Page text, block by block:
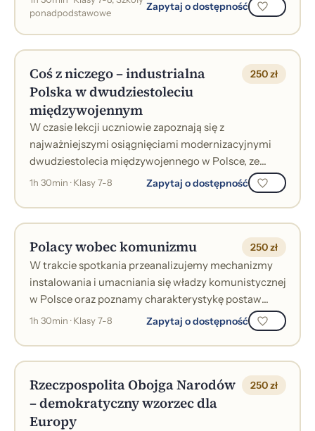
ponadpodstawowe
Zapytaj o dostępność
Coś z niczego – industrialna
Polska w dwudziestoleciu
międzywojennym
250 zł
W czasie lekcji uczniowie zapoznają się z
najważniejszymi osiągnięciami modernizacyjnymi
dwudziestolecia międzywojennego w Polsce, ze
szczególnym uwzględnieniem Gdyni oraz Centraln...
1h 30min · Klasy 7-8 Zapytaj o dostępność
Polacy wobec komunizmu 250 zł
W trakcie spotkania przeanalizujemy mechanizmy
instalowania i umacniania się władzy komunistycznej
w Polsce oraz poznamy charakterystykę postaw
Polaków wobec systemu komunistyczneg...
1h 30min · Klasy 7-8 Zapytaj o dostępność
Rzeczpospolita Obojga Narodów
– demokratyczny wzorzec dla
Europy
250 zł